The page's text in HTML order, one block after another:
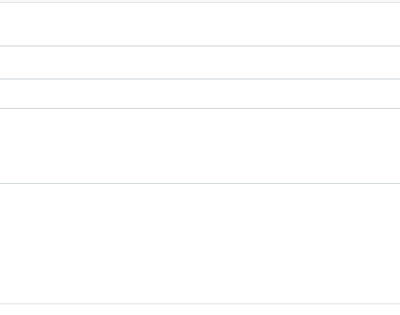
anti-usura, senza necessità di lubrificazione /
Per porta DX/SX. Regolabile tridimensionalmente